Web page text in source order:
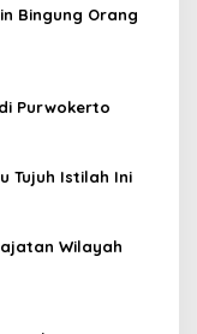
Bingung Orang
Purwokerto
Tujuh Istilah Ini
Wilayah